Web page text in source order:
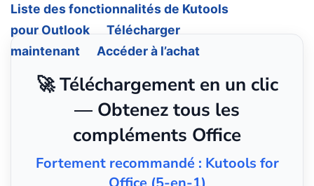
Liste des fonctionnalités de Kutools
pour Outlook
Télécharger
maintenant
Accéder à l’achat
🚀 Téléchargement en un clic
— Obtenez tous les
compléments Office
Fortement recommandé : Kutools for